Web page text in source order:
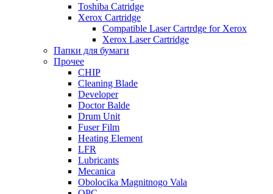
Toshiba Catridge
Xerox Cartridge
Compatible Laser Cartrdge for Xerox
Xerox Laser Cartridge
Папки для бумаги
Прочее
CHIP
Cleaning Blade
Developer
Doctor Balde
Drum Unit
Fuser Film
Heating Element
LFR
Lubricants
Mecanica
Obolocika Magnitnogo Vala